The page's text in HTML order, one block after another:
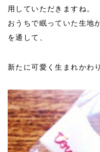
用していただきますね。
おうちで眠っていた生地
を通して、
新たに可愛く生まれかわ